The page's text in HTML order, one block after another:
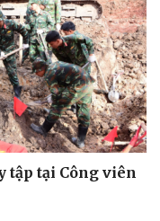
tập tại Công viên